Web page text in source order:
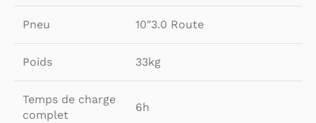
Pneu 10″3.0 Route
Poids 33kg
Temps de charge
complet
6h